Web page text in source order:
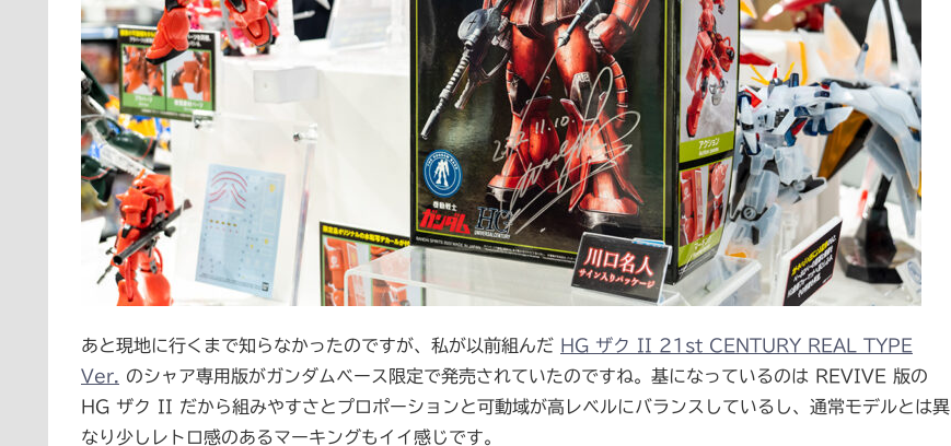
あと現地に行くまで知らなかったのですが、私が以前組んだ HG ザク II 21st CENTURY REAL TYPE
Ver. のシャア専用版がガンダムベース限定で発売されていたのですね。基になっているのは REVIVE 版の
HG ザク II だから組みやすさとプロポーションと可動域が高レベルにバランスしているし、通常モデルとは異
なり少しレトロ感のあるマーキングもイイ感じです。